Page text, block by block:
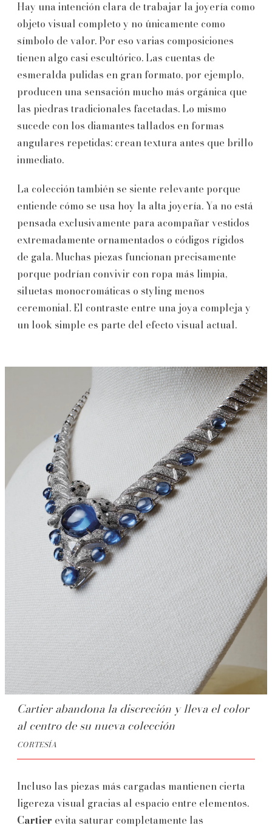
Hay una intención clara de trabajar la joyería como
objeto visual completo y no únicamente como
símbolo de valor. Por eso varias composiciones
tienen algo casi escultórico. Las cuentas de
esmeralda pulidas en gran formato, por ejemplo,
producen una sensación mucho más orgánica que
las piedras tradicionales facetadas. Lo mismo
sucede con los diamantes tallados en formas
angulares repetidas: crean textura antes que brillo
inmediato.
La colección también se siente relevante porque
entiende cómo se usa hoy la alta joyería. Ya no está
pensada exclusivamente para acompañar vestidos
extremadamente ornamentados o códigos rígidos
de gala. Muchas piezas funcionan precisamente
porque podrían convivir con ropa más limpia,
siluetas monocromáticas o styling menos
ceremonial. El contraste entre una joya compleja y
un look simple es parte del efecto visual actual.
Cartier abandona la discreción y lleva el color
al centro de su nueva colección
CORTESÍA
Incluso las piezas más cargadas mantienen cierta
ligereza visual gracias al espacio entre elementos.
Cartier evita saturar completamente las